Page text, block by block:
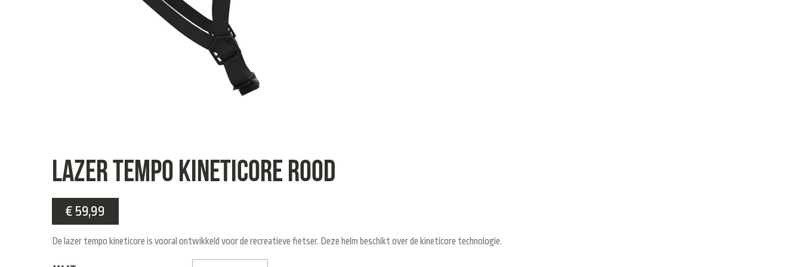
Lazer tempo kineticore rood
€ 59,99
De lazer tempo kineticore is vooral ontwikkeld voor de recreatieve fietser. Deze helm beschikt over de kineticore technologie.